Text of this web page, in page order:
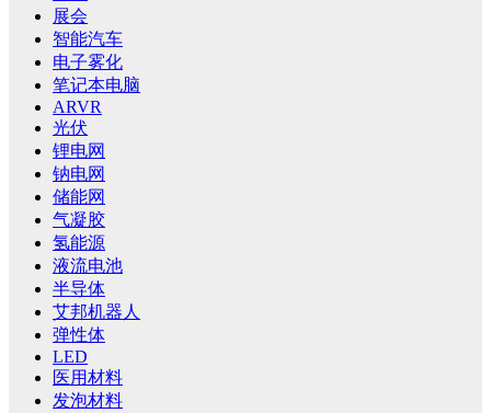
展会
智能汽车
电子雾化
笔记本电脑
ARVR
光伏
锂电网
钠电网
储能网
气凝胶
氢能源
液流电池
半导体
艾邦机器人
弹性体
LED
医用材料
发泡材料